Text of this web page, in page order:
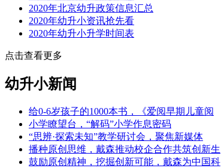
2020年北京幼升政策信息汇总
2020年幼升小资讯抢先看
2020年幼升小升学时间表
点击查看更多
幼升小新闻
给0-6岁孩子的1000本书，《爱阅早期儿童阅
小学瞭望台，“解码”小学作息密码
“思辨·探索未知”教学研讨会，聚焦新媒体
播种原创思维，戴森推动校企合作共筑创新生
鼓励原创精神，挖掘创新可能，戴森为中国科